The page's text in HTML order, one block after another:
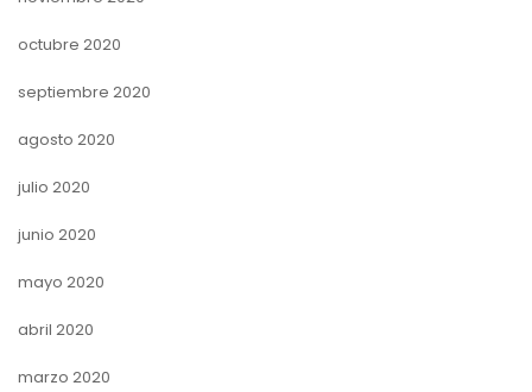
octubre 2020
septiembre 2020
agosto 2020
julio 2020
junio 2020
mayo 2020
abril 2020
marzo 2020